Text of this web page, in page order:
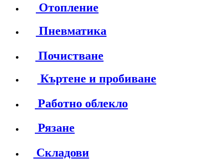
Отопление
Пневматика
Почистване
Къртене и пробиване
Работно облекло
Рязане
Складови